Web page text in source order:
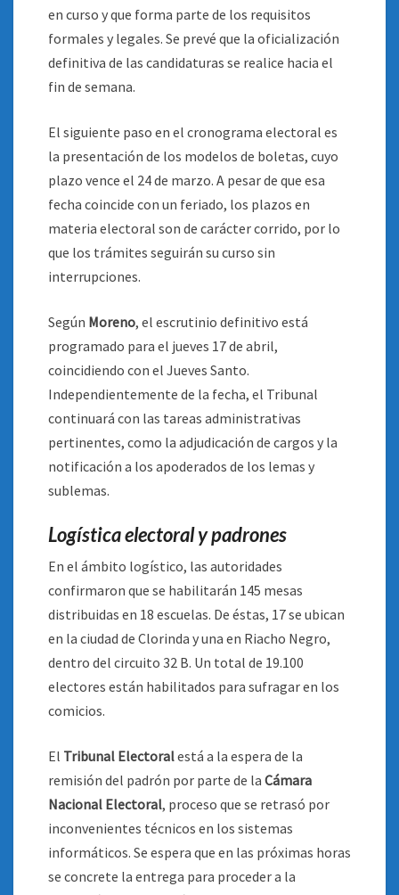
en curso y que forma parte de los requisitos
formales y legales. Se prevé que la oficialización
definitiva de las candidaturas se realice hacia el
fin de semana.
El siguiente paso en el cronograma electoral es
la presentación de los modelos de boletas, cuyo
plazo vence el 24 de marzo. A pesar de que esa
fecha coincide con un feriado, los plazos en
materia electoral son de carácter corrido, por lo
que los trámites seguirán su curso sin
interrupciones.
Según Moreno, el escrutinio definitivo está
programado para el jueves 17 de abril,
coincidiendo con el Jueves Santo.
Independientemente de la fecha, el Tribunal
continuará con las tareas administrativas
pertinentes, como la adjudicación de cargos y la
notificación a los apoderados de los lemas y
sublemas.
Logística electoral y padrones
En el ámbito logístico, las autoridades
confirmaron que se habilitarán 145 mesas
distribuidas en 18 escuelas. De éstas, 17 se ubican
en la ciudad de Clorinda y una en Riacho Negro,
dentro del circuito 32 B. Un total de 19.100
electores están habilitados para sufragar en los
comicios.
El Tribunal Electoralestá a la espera de la
remisión del padrón por parte de la Cámara
Nacional Electoral, proceso que se retrasó por
inconvenientes técnicos en los sistemas
informáticos. Se espera que en las próximas horas
se concrete la entrega para proceder a la